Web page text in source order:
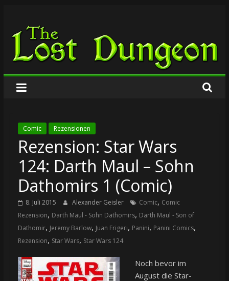
springen
The
Lost
Dungeon
Comic Rezensionen
Rezension: Star Wars
124: Darth Maul – Sohn
Dathomirs 1 (Comic)
8. Juli 2015 Alexander Geisler Comic, Comic
Rezension, Darth Maul - Sohn Dathomirs, Darth Maul - Son of
Dathomir, Jeremy Barlow, Juan Frigeri, Panini, Panini Comics,
Rezension, Star Wars, Star Wars 124
Noch bevor im
August die Star-